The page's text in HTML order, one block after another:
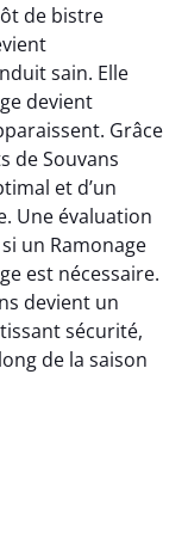
de bistre
sain. Elle
devient
Grâce
de Souvans
et d’un
Une évaluation
un Ramonage
est nécessaire.
devient un
sécurité,
de la saison